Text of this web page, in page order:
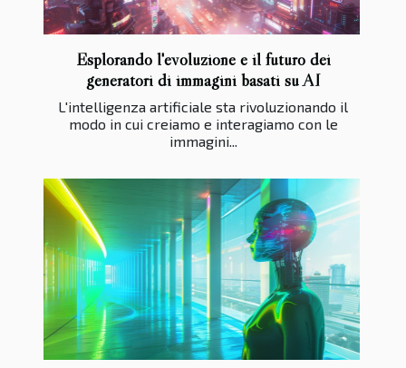
Esplorando l'evoluzione e il futuro dei
generatori di immagini basati su AI
L'intelligenza artificiale sta rivoluzionando il
modo in cui creiamo e interagiamo con le
immagini...